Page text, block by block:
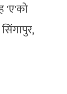
'ए'को